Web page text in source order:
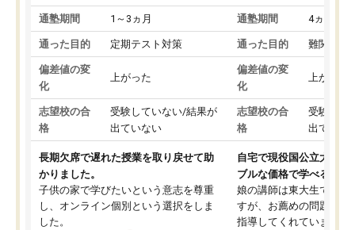
通塾期間 1～3ヵ月
通った目的 定期テスト対策
偏差値の変
化
上がった
志望校の合
格
受験していない/結果が
出ていない
長期欠席で遅れた授業を取り戻せて助
かりました。
子供の家で学びたいという意志を尊重
し、オンライン個別という選択をしま
した。
通塾期間 4ヵ月～1
通った目的 難関私立
偏差値の変
化
上がった
志望校の合
格
受験して
出ていな
自宅で現役国公立大学生
ブルな価格で学べる
娘の講師は東大生では無
すが、お薦めの問題集や
指導してくれています。